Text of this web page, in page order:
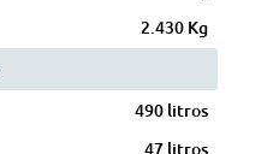
2.430 Kg
490 litros
47 litros